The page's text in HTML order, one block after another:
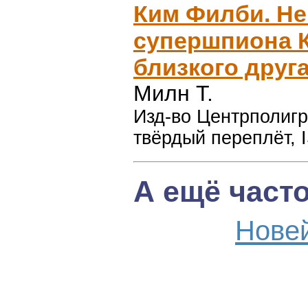
Ким Филби.
супершпиона
близкого
Милн Т.
Изд-во
твёрдый переплёт,
А ещё